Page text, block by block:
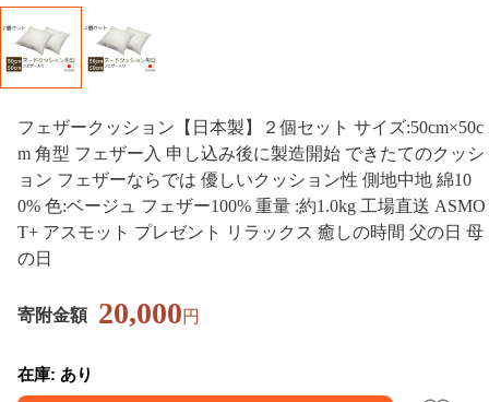
フェザークッション【日本製】２個セット サイズ:50cm×50c
m 角型 フェザー入 申し込み後に製造開始 できたてのクッシ
ョン フェザーならでは 優しいクッション性 側地中地 綿10
0% 色:ベージュ フェザー100% 重量 :約1.0kg 工場直送 ASMO
T+ アスモット プレゼント リラックス 癒しの時間 父の日 母
の日
寄附金額 20,000円
在庫: あり